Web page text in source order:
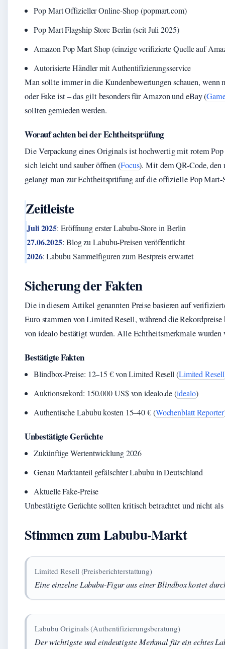
Pop Mart Offizieller Online-Shop (popmart.com)
Pop Mart Flagship Store Berlin (seit Juli 2025)
Amazon Pop Mart Shop (einzige verifizierte Quelle auf
Autorisierte Händler mit Authentifizierungsservice
Man sollte immer in die Kundenbewertungen schauen,
oder Fake ist – das gilt besonders für Amazon und eBay (
sollten gemieden werden.
Worauf achten bei der Echtheitsprüfung
Die Verpackung eines Originals ist hochwertig mit rotem
sich leicht und sauber öffnen (Focus). Mit dem QR-Code, den
gelangt man zur Echtheitsprüfung auf die offizielle Pop Mart-
Zeitleiste
Juli 2025: Eröffnung erster Labubu-Store in Berlin
27.06.2025: Blog zu Labubu-Preisen veröffentlicht
2026: Labubu Sammelfiguren zum Bestpreis erwartet
Sicherung der Fakten
Die in diesem Artikel genannten Preise basieren auf
Euro stammen von Limited Resell, während die
von idealo bestätigt wurden. Alle Echtheitsmerkmale
Bestätigte Fakten
Blindbox-Preise: 12–15 € von Limited Resell (Limited Resell
Auktionsrekord: 150.000 US$ von idealo.de (idealo)
Authentische Labubu kosten 15–40 € (Wochenblatt Reporter
Unbestätigte Gerüchte
Zukünftige Wertentwicklung 2026
Genau Marktanteil gefälschter Labubu in Deutschland
Aktuelle Fake-Preise
Unbestätigte Gerüchte sollten kritisch betrachtet und nicht
Stimmen zum Labubu-Markt
Limited Resell (Preisberichterstattung)
Eine einzelne Labubu-Figur aus einer Blindbox kostet
Labubu Originals (Authentifizierungsberatung)
Der wichtigste und eindeutigste Merkmal für ein echtes